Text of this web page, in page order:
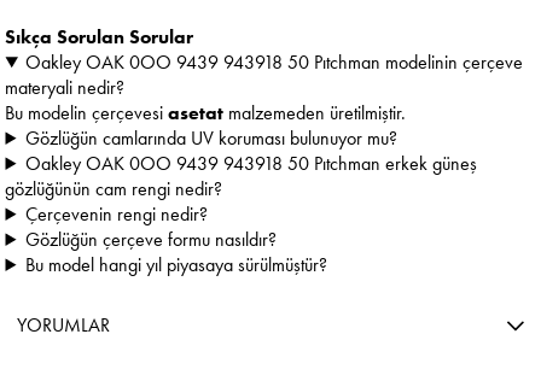
Sıkça Sorulan Sorular
Oakley OAK 0OO 9439 943918 50 Pıtchman modelinin çerçeve
materyali nedir?
Bu modelin çerçevesiasetat malzemeden üretilmiştir.
Gözlüğün camlarında UV koruması bulunuyor mu?
Oakley OAK 0OO 9439 943918 50 Pıtchman erkek güneş
gözlüğünün cam rengi nedir?
Çerçevenin rengi nedir?
Gözlüğün çerçeve formu nasıldır?
Bu model hangi yıl piyasaya sürülmüştür?
YORUMLAR